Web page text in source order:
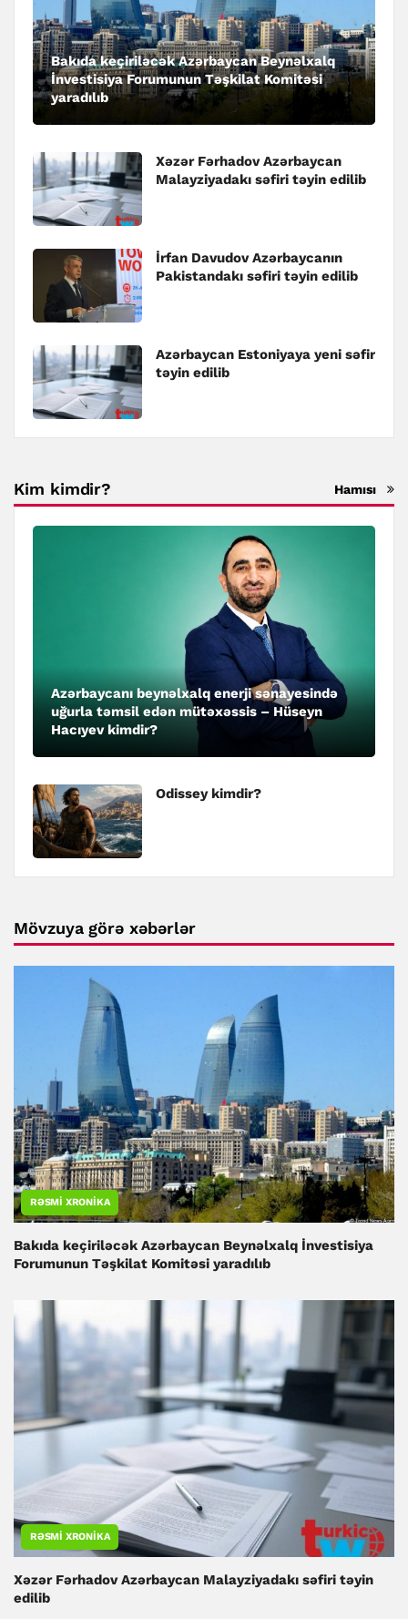
Bakıda keçiriləcək Azərbaycan Beynəlxalq
İnvestisiya Forumunun Təşkilat Komitəsi
yaradılıb
Xəzər Fərhadov Azərbaycan
Malayziyadakı səfiri təyin edilib
İrfan Davudov Azərbaycanın
Pakistandakı səfiri təyin edilib
Azərbaycan Estoniyaya yeni səfir
təyin edilib
Kim kimdir? Hamısı
Azərbaycanı beynəlxalq enerji sənayesində
uğurla təmsil edən mütəxəssis – Hüseyn
Hacıyev kimdir?
Odissey kimdir?
Mövzuya görə xəbərlər
RƏSMI XRONIKA
Bakıda keçiriləcək Azərbaycan Beynəlxalq İnvestisiya
Forumunun Təşkilat Komitəsi yaradılıb
RƏSMI XRONIKA
Xəzər Fərhadov Azərbaycan Malayziyadakı səfiri təyin
edilib